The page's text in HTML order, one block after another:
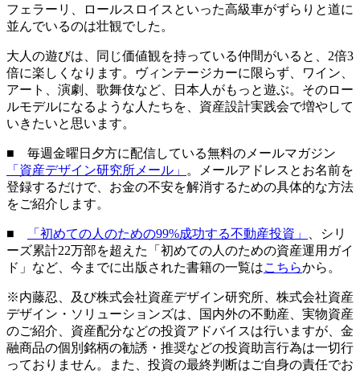
フェラーリ、ロールスロイスといった高級車がずらりと道に
並んでいるのは壮観でした。
大人の遊びは、同じ価値観を持っている仲間がいると、2倍3
倍に楽しくなります。ヴィンテージカーに限らず、ワイン、
アート、演劇、歌舞伎など、日本人がもっと遊ぶ。そのロー
ルモデルになるような人たちを、資産設計実践会で増やして
いきたいと思います。
■ 毎週金曜日夕方に配信している無料のメールマガジン
「資産デザイン研究所メール」
。メールアドレスとお名前を
登録するだけで、お金の不安を解消するための具体的な方法
をご紹介します。
■ 「初めての人のための99%成功する不動産投資」
、シリ
ーズ累計22万部を超えた「初めての人のための資産運用ガイ
ド」など、今までに出版された書籍の一覧はこちらから。
※内藤忍、及び株式会社資産デザイン研究所、株式会社資産
デザイン・ソリューションズは、国内外の不動産、実物資産
のご紹介、資産配分などの投資アドバイスは行いますが、金
融商品の個別銘柄の勧誘・推奨などの投資助言行為は一切行
っておりません。また、投資の最終判断はご自身の責任でお